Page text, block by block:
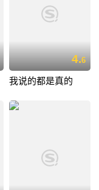
4.6
我说的都是真的